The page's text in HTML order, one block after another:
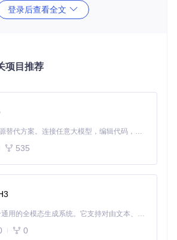
10 64位
Windows 11 64位专业
版
显卡
分辨率
式
登录后查看全文
项目推荐
Claude Code 的开源替代方案。连接任意大模型，编辑代码，运行命令，自动验证 — 全自动执行。用 Rust 构建，极致性能。 ｜ An open-source alternative to Claude Code. Connect any LLM, edit code, run commands, and verify changes — autonomously. Built in Rust for speed. Get Started
535
MiniMax H3 是一个通用的全模态生成系统。它支持对由文本、图像、视频和音频组成的多模态上下文进行统一理解，并能生成分辨率高达 2K、时长可达 15 秒的带原生立体声音频的视频。得益于面向任务泛化的系统设计，H3 在预训练阶段就已具备广泛的多模态上下文理解与生成能力，能够出色地执行复杂的多模态指令。
0